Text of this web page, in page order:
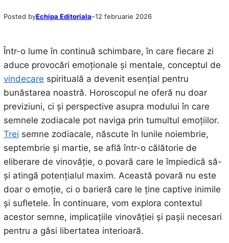
Posted byEchipa Editoriala–12 februarie 2026
Într-o lume în continuă schimbare, în care fiecare zi
aduce provocări emoționale și mentale, conceptul de
vindecare spirituală a devenit esențial pentru
bunăstarea noastră. Horoscopul ne oferă nu doar
previziuni, ci și perspective asupra modului în care
semnele zodiacale pot naviga prin tumultul emoțiilor.
Trei semne zodiacale, născute în lunile noiembrie,
septembrie și martie, se află într-o călătorie de
eliberare de vinovăție, o povară care le împiedică să-
și atingă potențialul maxim. Această povară nu este
doar o emoție, ci o barieră care le ține captive inimile
și sufletele. În continuare, vom explora contextul
acestor semne, implicațiile vinovăției și pașii necesari
pentru a găsi libertatea interioară.